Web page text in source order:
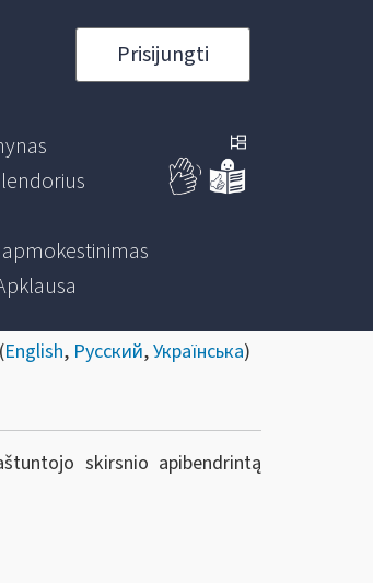
Prisijungti
English, Русский,Українська)
skirsnio apibendrintą